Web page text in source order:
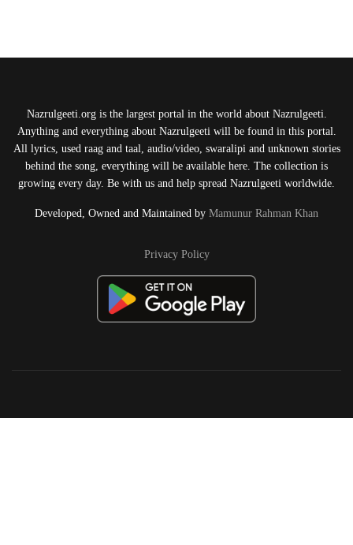
Nazrulgeeti.org is the largest portal in the world about Nazrulgeeti.
Anything and everything about Nazrulgeeti will be found in this portal.
All lyrics, used raag and taal, audio/video, swaralipi and unknown stories
behind the song, everything will be available here. The collection is
growing every day. Be with us and help spread Nazrulgeeti worldwide.
Developed, Owned and Maintained by Mamunur Rahman Khan
Privacy Policy